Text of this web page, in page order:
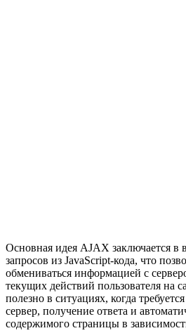
Основная идея AJAX заключается
запросов из JavaScript-кода, что
обмениваться информацией с
текущих действий пользователя на
полезно в ситуациях, когда
сервер, получение ответа и
содержимого страницы в